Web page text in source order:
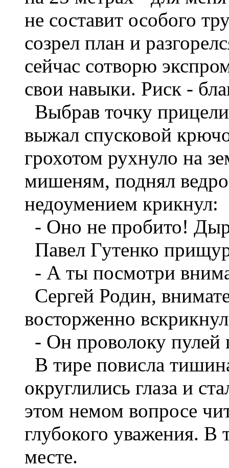
не составит особого
созрел план и
сейчас сотворю
свои навыки. Риск -
Выбрав точку
выжал спусковой
грохотом рухнуло на
мишеням, поднял
недоумением крикнул:
- Оно не пробито!
Павел Гутенко
- А ты посмотри
Сергей Родин,
восторженно
- Он проволоку пулей
В тире повисла
округлились глаза и
этом немом вопросе
глубокого уважения. В
месте.